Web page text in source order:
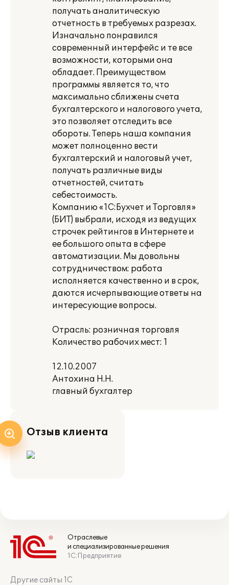
получать аналитическую
отчетность в требуемых разрезах.
Изначально понравился
современный интерфейс и те все
возможности, которыми она
обладает. Преимуществом
программы является то, что
максимально сближены счета
бухгалтерского и налогового учета,
это позволяет отследить все
обороты. Теперь наша компания
может полноценно вести
бухгалтерский и налоговый учет,
получать различные виды
отчетностей, считать
себестоимость.
Компанию «1С:Бухчет и Торговля»
(БИТ) выбрали, исходя из ведущих
строчек рейтингов в Интернете и
ее большого опыта в сфере
автоматизации. Мы довольны
сотрудничеством: работа
исполняется качественно и в срок,
даются исчерпывающие ответы на
интересующие вопросы.
Отрасль: розничная торговля
Количество рабочих мест: 1
12.10.2007
Антохина Н.Н.
главный бухгалтер
Отзыв клиента
Отраслевые
и специализированные решения
1С:Предприятие
Другие сайты 1С